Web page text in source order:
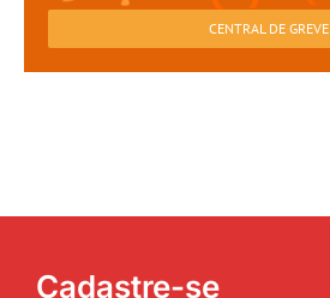
CENTRAL DE GREVE
Cadastre-se